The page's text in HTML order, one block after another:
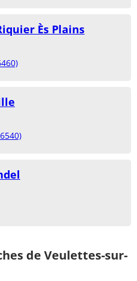
Ès Plains
de Veulettes-sur-